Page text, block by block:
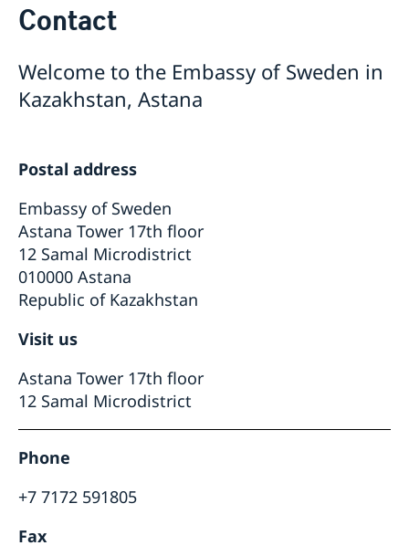
About us
GDPR
News
Trade
Warning: Embassy advises to be extra careful
with new internet girlfriends/friends, not to
Contact
Welcome to the Embassy of Sweden in
Kazakhstan, Astana
Postal address
Embassy of Sweden
Astana Tower 17th floor
12 Samal Microdistrict
010000 Astana
Republic of Kazakhstan
Visit us
Astana Tower 17th floor
12 Samal Microdistrict
Phone
+7 7172 591805
Fax